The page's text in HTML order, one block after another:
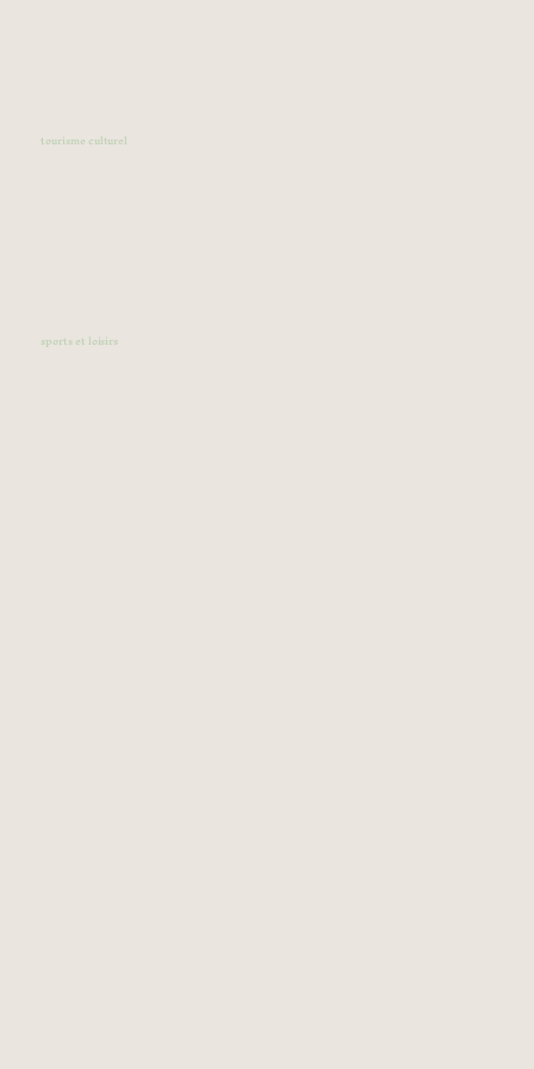
tourisme culturel
sports et loisirs